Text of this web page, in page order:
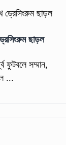
ছাড়ল
ফুটবলে সম্মান,
...